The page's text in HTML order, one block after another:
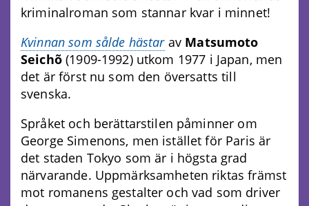
kriminalroman som stannar kvar i minnet!
Kvinnan som sålde hästarav Matsumoto
Seichõ(1909-1992) utkom 1977 i Japan, men
det är först nu som den översatts till
svenska.
Språket och berättarstilen påminner om
George Simenons, men istället för Paris är
det staden Tokyo som är i högsta grad
närvarande. Uppmärksamheten riktas främst
mot romanens gestalter och vad som driver